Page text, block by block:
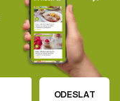
ODESLAT